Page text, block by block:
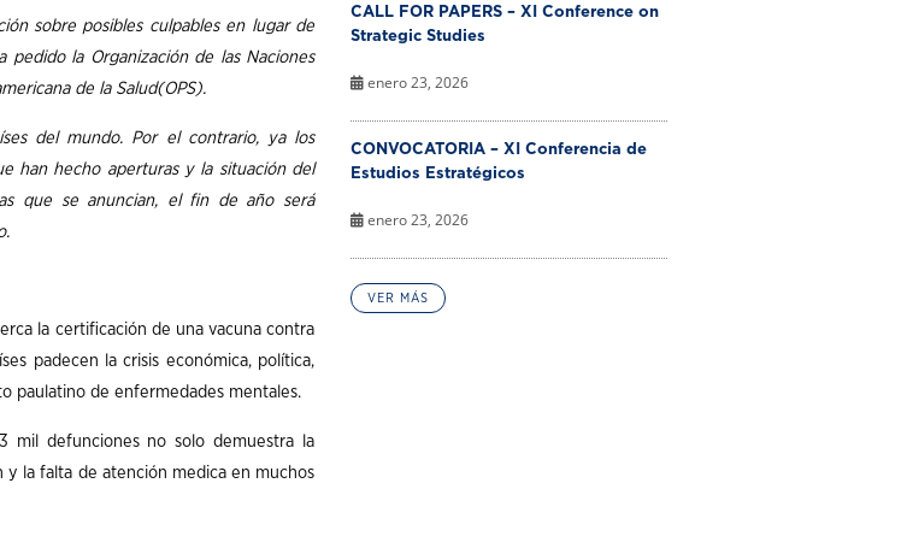
sobre posibles culpables en lugar de
la Organización de las Naciones
de la Salud(OPS).
del mundo. Por el contrario, ya los
han hecho aperturas y la situación del
que se anuncian, el fin de año será
la certificación de una vacuna contra
padecen la crisis económica, política,
paulatino de enfermedades mentales.
mil defunciones no solo demuestra la
y la falta de atención medica en muchos
CALL FOR PAPERS – XI Conference on
Strategic Studies
enero 23, 2026
CONVOCATORIA – XI Conferencia de
Estudios Estratégicos
enero 23, 2026
VER MÁS